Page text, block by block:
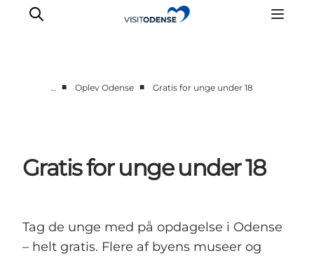
Planlæg din tur
Inspiration
… ■ Oplev Odense ■ Gratis for unge under 18
Gratis for unge under 18
Tag de unge med på opdagelse i Odense
– helt gratis. Flere af byens museer og